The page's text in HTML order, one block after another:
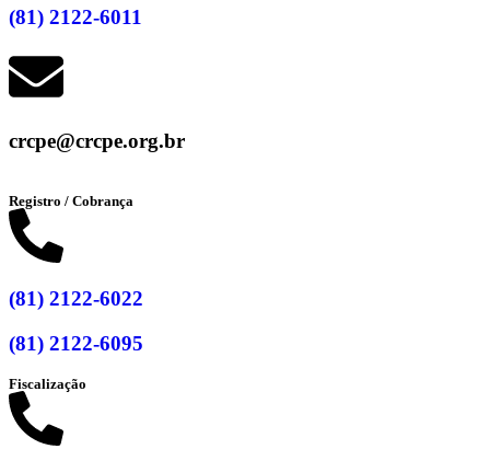
(81) 2122-6011
crcpe@crcpe.org.br
Registro / Cobrança
(81) 2122-6022
(81) 2122-6095
Fiscalização